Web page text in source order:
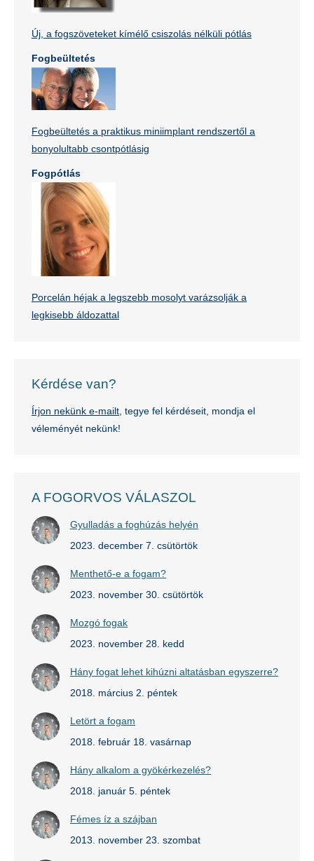
Új, a fogszöveteket kímélő csiszolás nélküli pótlás
Fogbeültetés
Fogbeültetés a praktikus miniimplant rendszertől a
bonyolultabb csontpótlásig
Fogpótlás
Porcelán héjak a legszebb mosolyt varázsolják a
legkisebb áldozattal
Kérdése van?
Írjon nekünk e-mailt , tegye fel kérdéseit, mondja el
véleményét nekünk!
A FOGORVOS VÁLASZOL
Gyulladás a foghúzás helyén
2023. december 7. csütörtök
Menthető-e a fogam?
2023. november 30. csütörtök
Mozgó fogak
2023. november 28. kedd
Hány fogat lehet kihúzni altatásban egyszerre?
2018. március 2. péntek
Letört a fogam
2018. február 18. vasárnap
Hány alkalom a gyökérkezelés?
2018. január 5. péntek
Fémes íz a szájban
2013. november 23. szombat